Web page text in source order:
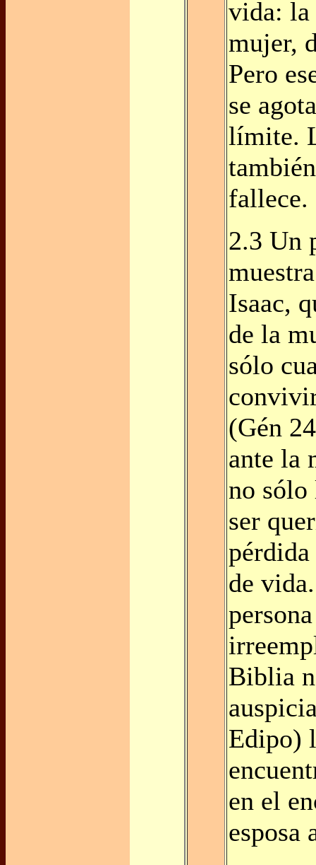
vida: la
mujer,
Pero
se
límite.
fallece.
2.3 Un
Isaac,
de la
sólo
(Gén
ante la
no sólo
ser
de
Biblia
Edipo)
en el
esposa